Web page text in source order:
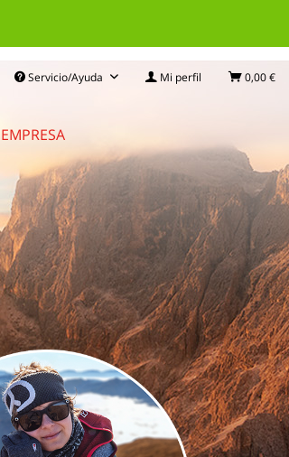
Servicio/Ayuda Mi perfil 0,00 €
EMPRESA